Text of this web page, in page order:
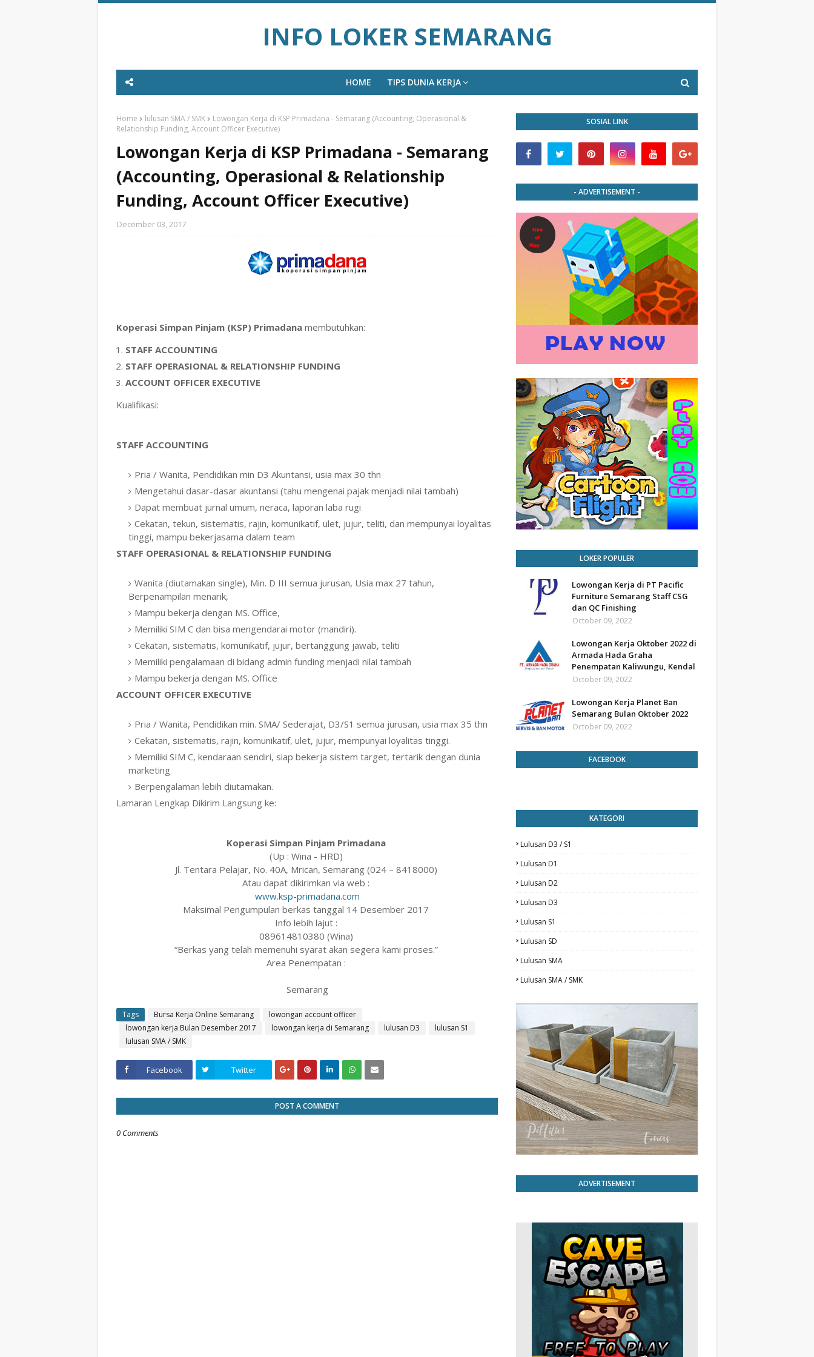
INFO LOKER SEMARANG
HOME TIPS DUNIA KERJA
Home lulusan SMA / SMK
Lowongan Kerja di KSP Primadana - Semarang (Accounting, Operasional &
Relationship Funding, Account Officer Executive)
Lowongan Kerja di KSP Primadana - Semarang
(Accounting, Operasional & Relationship
Funding, Account Officer Executive)
December 03, 2017
Koperasi Simpan Pinjam (KSP) Primadana membutuhkan:
STAFF ACCOUNTING
STAFF OPERASIONAL & RELATIONSHIP FUNDING
ACCOUNT OFFICER EXECUTIVE
Kualifikasi:
STAFF ACCOUNTING
Pria / Wanita, Pendidikan min D3 Akuntansi, usia max 30 thn
Mengetahui dasar-dasar akuntansi (tahu mengenai pajak menjadi nilai tambah)
Dapat membuat jurnal umum, neraca, laporan laba rugi
Cekatan, tekun, sistematis, rajin, komunikatif, ulet, jujur, teliti, dan mempunyai loyalitas
tinggi, mampu bekerjasama dalam team
STAFF OPERASIONAL & RELATIONSHIP FUNDING
Wanita (diutamakan single), Min. D III semua jurusan, Usia max 27 tahun,
Berpenampilan menarik,
Mampu bekerja dengan MS. Office,
Memiliki SIM C dan bisa mengendarai motor (mandiri).
Cekatan, sistematis, komunikatif, jujur, bertanggung jawab, teliti
Memiliki pengalamaan di bidang admin funding menjadi nilai tambah
Mampu bekerja dengan MS. Office
ACCOUNT OFFICER EXECUTIVE
Pria / Wanita, Pendidikan min. SMA/ Sederajat, D3/S1 semua jurusan, usia max 35 thn
Cekatan, sistematis, rajin, komunikatif, ulet, jujur, mempunyai loyalitas tinggi.
Memiliki SIM C, kendaraan sendiri, siap bekerja sistem target, tertarik dengan dunia
marketing
Berpengalaman lebih diutamakan.
Lamaran Lengkap Dikirim Langsung ke:
Koperasi Simpan Pinjam Primadana
(Up : Wina - HRD)
Jl. Tentara Pelajar, No. 40A, Mrican, Semarang (024 – 8418000)
Atau dapat dikirimkan via web :
www.ksp-primadana.com
Maksimal Pengumpulan berkas tanggal 14 Desember 2017
Info lebih lajut :
089614810380 (Wina)
“Berkas yang telah memenuhi syarat akan segera kami proses.”
Area Penempatan :
Semarang
Tags Bursa Kerja Online Semarang
lowongan account officer
lowongan kerja Bulan Desember 2017
lowongan kerja di Semarang lulusan D3
lulusan S1
lulusan SMA / SMK
Facebook Twitter
POST A COMMENT
0 Comments
SOSIAL LINK
- ADVERTISEMENT -
LOKER POPULER
Lowongan Kerja di PT Pacific
Furniture Semarang Staff CSG
dan QC Finishing
October 09, 2022
Lowongan Kerja Oktober 2022 di
Armada Hada Graha
Penempatan Kaliwungu, Kendal
October 09, 2022
Lowongan Kerja Planet Ban
Semarang Bulan Oktober 2022
October 09, 2022
FACEBOOK
KATEGORI
Lulusan D3 / S1
Lulusan D1
Lulusan D2
Lulusan D3
Lulusan S1
Lulusan SD
Lulusan SMA
Lulusan SMA / SMK
ADVERTISEMENT